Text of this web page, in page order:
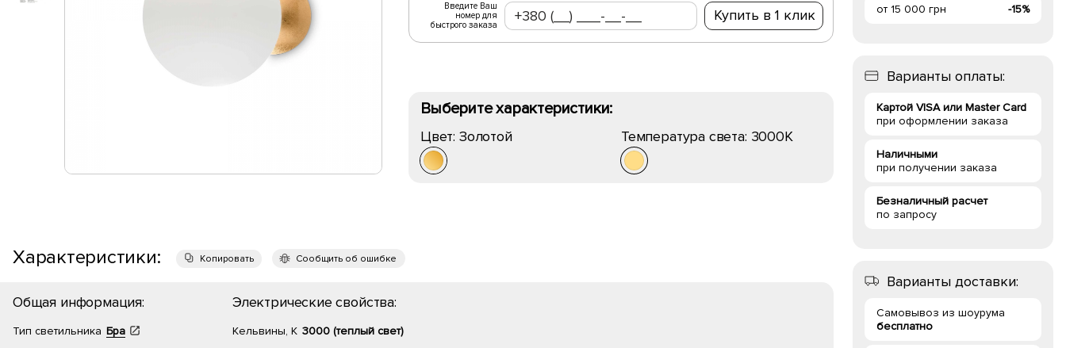
Введите Ваш
номер для
быстрого заказа
Купить в 1 клик
Выберите характеристики:
Цвет: Золотой Температура света: 3000K
Характеристики: Копировать Сообщить об ошибке
Общая информация:
Тип светильника Бра
Электрические свойства:
Кельвины, К 3000 (теплый свет)
от 15 000 грн -15%
Варианты оплаты:
Картой VISA или Master Card
при оформлении заказа
Наличными
при получении заказа
Безналичный расчет
по запросу
Варианты доставки:
Самовывоз из шоурума
бесплатно